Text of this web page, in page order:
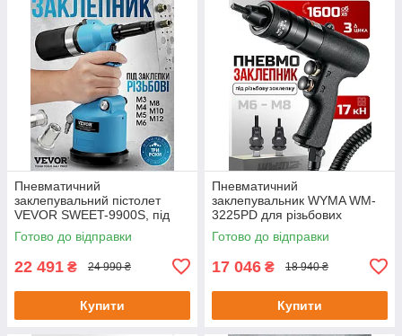
Пневматичний
заклепувальний пістолет
VEVOR SWEET-9900S, під
різьбові заклепки M3-M12
700129
Готово до відправки
22 491 ₴ 24 990 ₴
Купити
Пневматичний
заклепувальник WYMA WM-
3225PD для різьбових
заклепок M6-M8
Готово до відправки
17 046 ₴ 18 940 ₴
Купити